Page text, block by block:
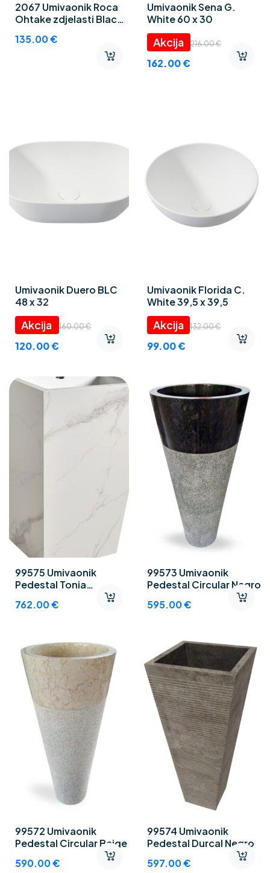
2067 Umivaonik Roca
Ohtake zdjelasti Black
135.00€
Umivaonik Sena G.
White 60 x 30
216.00€
162.00€
Umivaonik Duero BLC
48 x 32
160.00€
120.00€
Umivaonik Florida C.
White 39,5 x 39,5
132.00€
99.00€
99575 Umivaonik
Pedestal Tonia
762.00€
99573 Umivaonik
Pedestal Circular Negro
595.00€
99572 Umivaonik
Pedestal Circular Beige
590.00€
99574 Umivaonik
Pedestal Durcal Negro
597.00€